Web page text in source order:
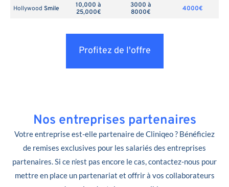
Hollywood Smile
10,000 à
25,000€
3000 à
8000€
4000€
Profitez de l'offre
Nos entreprises partenaires
Votre entreprise est-elle partenaire de Cliniqeo ? Bénéficiez
de remises exclusives pour les salariés des entreprises
partenaires. Si ce n’est pas encore le cas, contactez-nous pour
mettre en place un partenariat et offrir à vos collaborateurs